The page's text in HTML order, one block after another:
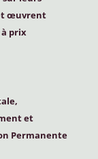
œuvrent
prix
et
Permanente